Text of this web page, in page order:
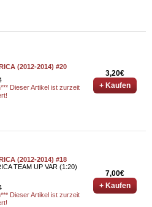
(2012-2014) #20
Dieser Artikel ist zurzeit
3,20€
+ Kaufen
(2012-2014) #18
TEAM UP VAR (1:20)
Dieser Artikel ist zurzeit
7,00€
+ Kaufen